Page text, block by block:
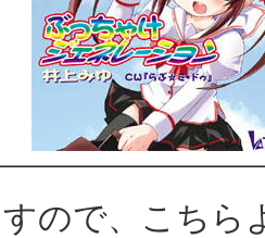
ので、こちら